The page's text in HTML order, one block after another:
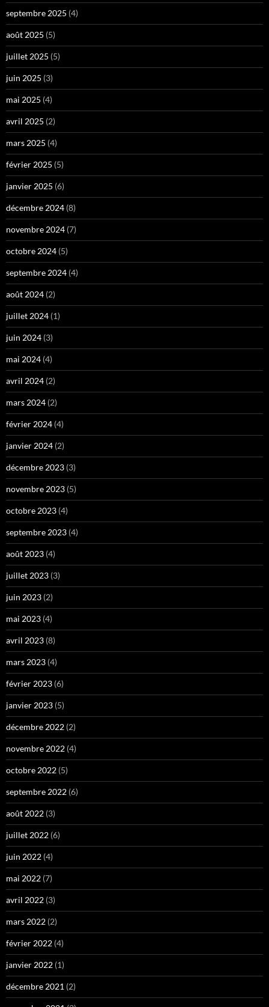
septembre 2025 (4)
août 2025 (5)
juillet 2025 (5)
juin 2025 (3)
mai 2025 (4)
avril 2025 (2)
mars 2025 (4)
février 2025 (5)
janvier 2025 (6)
décembre 2024 (8)
novembre 2024 (7)
octobre 2024 (5)
septembre 2024 (4)
août 2024 (2)
juillet 2024 (1)
juin 2024 (3)
mai 2024 (4)
avril 2024 (2)
mars 2024 (2)
février 2024 (4)
janvier 2024 (2)
décembre 2023 (3)
novembre 2023 (5)
octobre 2023 (4)
septembre 2023 (4)
août 2023 (4)
juillet 2023 (3)
juin 2023 (2)
mai 2023 (4)
avril 2023 (8)
mars 2023 (4)
février 2023 (6)
janvier 2023 (5)
décembre 2022 (2)
novembre 2022 (4)
octobre 2022 (5)
septembre 2022 (6)
août 2022 (3)
juillet 2022 (6)
juin 2022 (4)
mai 2022 (7)
avril 2022 (3)
mars 2022 (2)
février 2022 (4)
janvier 2022 (1)
décembre 2021 (2)